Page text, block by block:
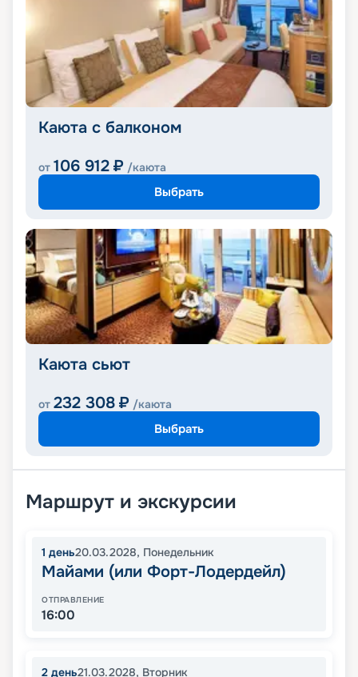
Каюта с балконом
от 106 912 ₽ /каюта
Выбрать
Каюта сьют
от 232 308 ₽ /каюта
Выбрать
Маршрут и экскурсии
1 день20.03.2028, Понедельник
Майами (или Форт-Лодердейл)
ОТПРАВЛЕНИЕ
16:00
2 день21.03.2028, Вторник